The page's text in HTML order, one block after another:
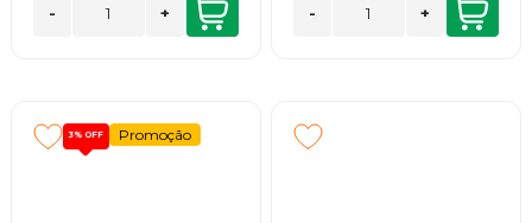
- + - +
3% OFF Promoção